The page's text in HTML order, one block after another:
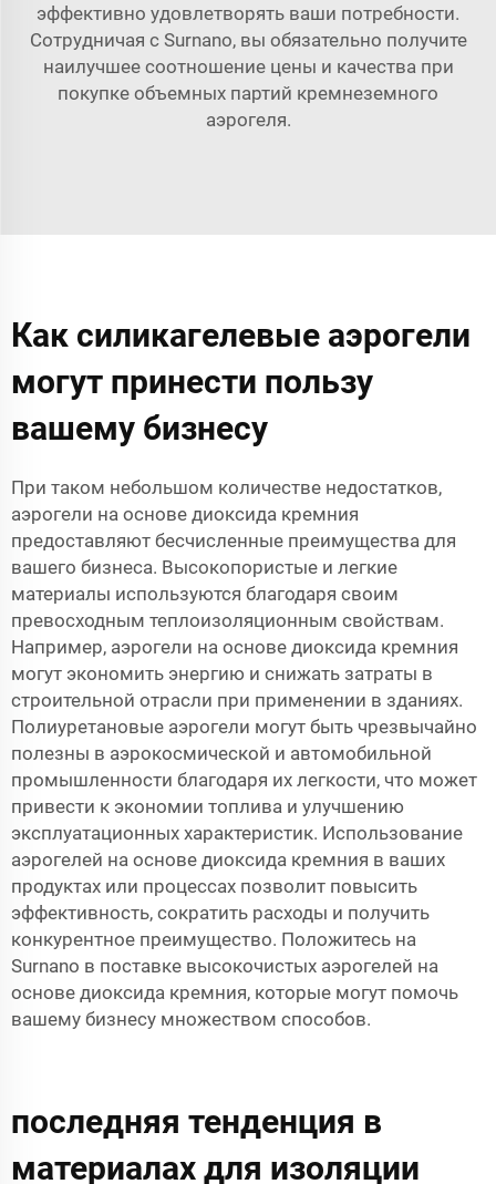
эффективно удовлетворять ваши потребности.
Сотрудничая с Surnano, вы обязательно получите
наилучшее соотношение цены и качества при
покупке объемных партий кремнеземного
аэрогеля.
Как силикагелевые аэрогели
могут принести пользу
вашему бизнесу
При таком небольшом количестве недостатков,
аэрогели на основе диоксида кремния
предоставляют бесчисленные преимущества для
вашего бизнеса. Высокопористые и легкие
материалы используются благодаря своим
превосходным теплоизоляционным свойствам.
Например, аэрогели на основе диоксида кремния
могут экономить энергию и снижать затраты в
строительной отрасли при применении в зданиях.
Полиуретановые аэрогели могут быть чрезвычайно
полезны в аэрокосмической и автомобильной
промышленности благодаря их легкости, что может
привести к экономии топлива и улучшению
эксплуатационных характеристик. Использование
аэрогелей на основе диоксида кремния в ваших
продуктах или процессах позволит повысить
эффективность, сократить расходы и получить
конкурентное преимущество. Положитесь на
Surnano в поставке высокочистых аэрогелей на
основе диоксида кремния, которые могут помочь
вашему бизнесу множеством способов.
последняя тенденция в
материалах для изоляции